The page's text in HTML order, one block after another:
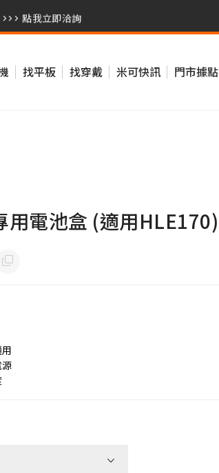
點我立即洽詢
點我立即洽詢
找平板 找穿戴 米可快訊 門市據點
用電池盒 (適用HLE170)